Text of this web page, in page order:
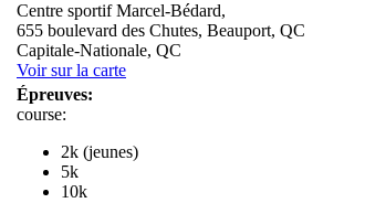
Centre sportif Marcel-Bédard,
655 boulevard des Chutes, Beauport, QC
Capitale-Nationale, QC
Voir sur la carte
Épreuves:
course:
2k (jeunes)
5k
10k